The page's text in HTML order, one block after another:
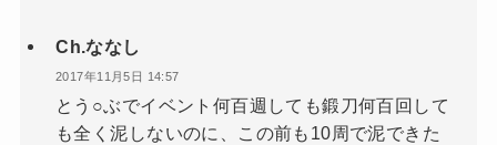
Ch.ななし
2017年11月5日 14:57
とう○ぶでイベント何百週しても鍛刀何百回して
も全く泥しないのに、この前も10周で泥できた